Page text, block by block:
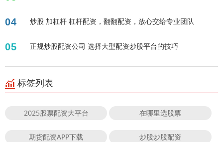
04 炒股 加杠杆 杠杆配资，翻翻配资，放心交给专业团队
05 正规炒股配资公司 选择大型配资炒股平台的技巧
标签列表
2025股票配资大平台 在哪里选股票
期货配资APP下载 炒股炒股配资